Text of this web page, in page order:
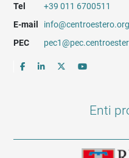
Tel
+39 011 6700511
E-mail
info@centroestero.org
PEC
Enti